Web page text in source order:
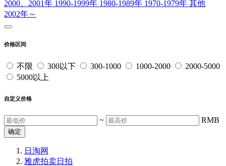
2000、2001年 1990-1999年 1980-1989年 1970-1979年 其他
2002年～
价格区间
不限 300以下 300-1000 1000-2000
2000-5000
5000以上
自定义价格
~ RMB
确定
日淘网
雅虎拍卖日拍